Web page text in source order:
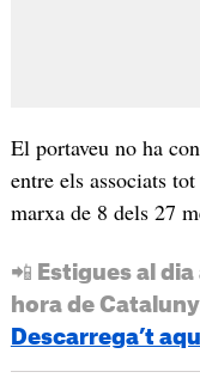
El portaveu no ha
entre els associats
marxa de 8 dels 27
📲 Estigues al
hora de
Descarrega’t